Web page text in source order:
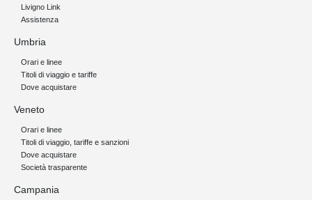
Livigno Link
Assistenza
Umbria
Orari e linee
Titoli di viaggio e tariffe
Dove acquistare
Veneto
Orari e linee
Titoli di viaggio, tariffe e sanzioni
Dove acquistare
Società trasparente
Campania